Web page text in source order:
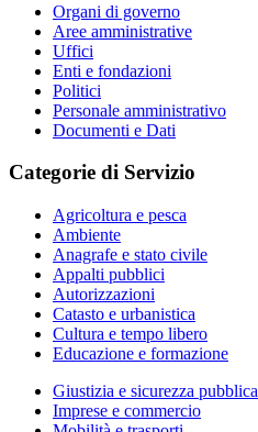
Organi di governo
Aree amministrative
Uffici
Enti e fondazioni
Politici
Personale amministrativo
Documenti e Dati
Categorie di Servizio
Agricoltura e pesca
Ambiente
Anagrafe e stato civile
Appalti pubblici
Autorizzazioni
Catasto e urbanistica
Cultura e tempo libero
Educazione e formazione
Giustizia e sicurezza pubblica
Imprese e commercio